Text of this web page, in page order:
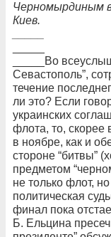
Черномырдиным
Киев.
_____Во
Севастополь”,
течение
ли это? Если
украинских
флота, то, скорее
в ноябре, как и
стороне “битвы”
предметом
не только флот,
политическая
финал пока
Б. Ельцина